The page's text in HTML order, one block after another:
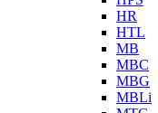
HR
HTL
MB
MBC
MBG
MBLi